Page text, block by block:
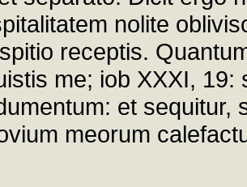
nolite
receptis.
me; iob XXXI,
et sequitur,
meorum